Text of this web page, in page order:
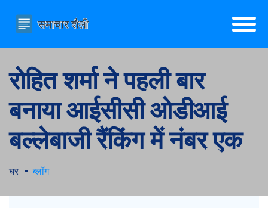
रोहित शर्मा ने पहली बार
बनाया आईसीसी ओडीआई
बल्लेबाजी रैंकिंग में नंबर एक
घर ब्लॉग